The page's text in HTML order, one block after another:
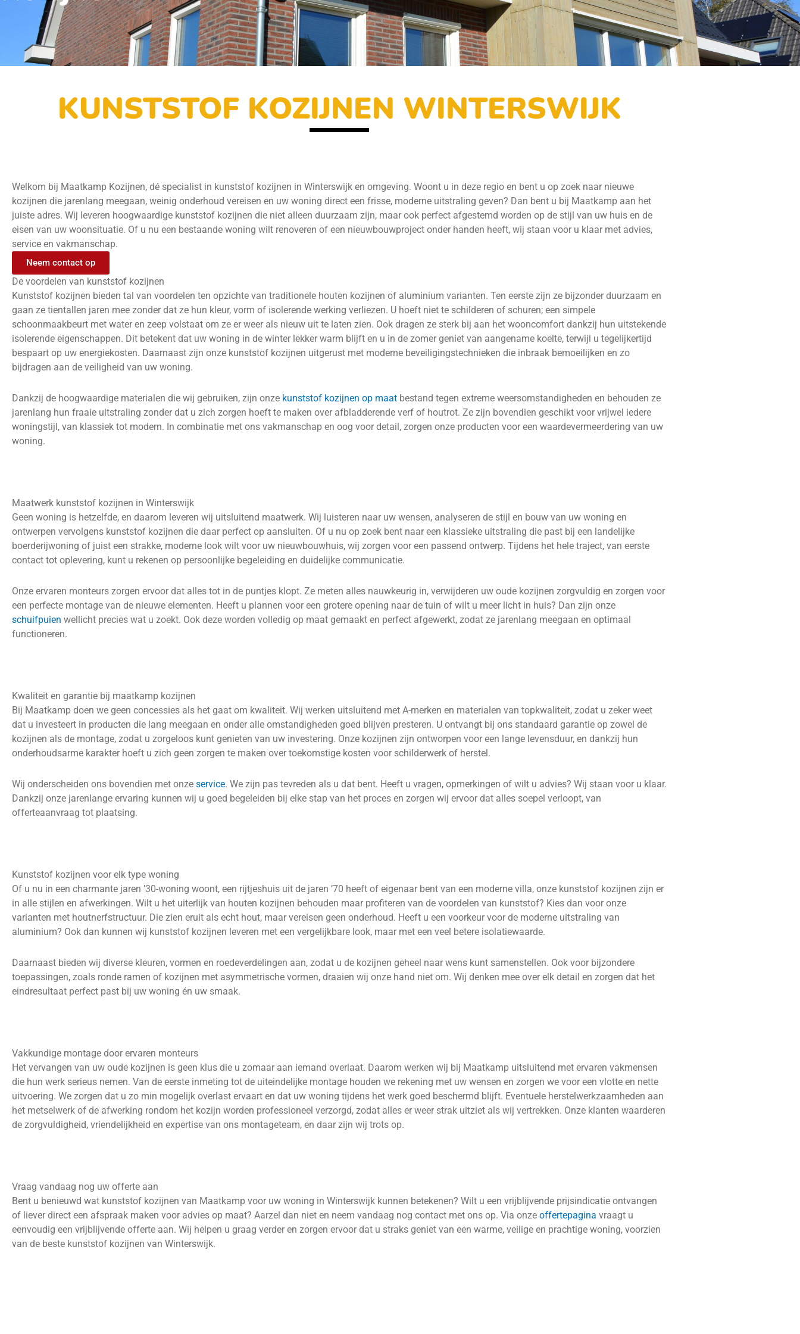
KUNSTSTOF KOZIJNEN WINTERSWIJK
Welkom bij Maatkamp Kozijnen, dé specialist in kunststof kozijnen in Winterswijk en omgeving. Woont u in deze regio en bent u op zoek naar nieuwe
kozijnen die jarenlang meegaan, weinig onderhoud vereisen en uw woning direct een frisse, moderne uitstraling geven? Dan bent u bij Maatkamp aan het
juiste adres. Wij leveren hoogwaardige kunststof kozijnen die niet alleen duurzaam zijn, maar ook perfect afgestemd worden op de stijl van uw huis en de
eisen van uw woonsituatie. Of u nu een bestaande woning wilt renoveren of een nieuwbouwproject onder handen heeft, wij staan voor u klaar met advies,
service en vakmanschap.
Neem contact op
De voordelen van kunststof kozijnen
Kunststof kozijnen bieden tal van voordelen ten opzichte van traditionele houten kozijnen of aluminium varianten. Ten eerste zijn ze bijzonder duurzaam en
gaan ze tientallen jaren mee zonder dat ze hun kleur, vorm of isolerende werking verliezen. U hoeft niet te schilderen of schuren; een simpele
schoonmaakbeurt met water en zeep volstaat om ze er weer als nieuw uit te laten zien. Ook dragen ze sterk bij aan het wooncomfort dankzij hun uitstekende
isolerende eigenschappen. Dit betekent dat uw woning in de winter lekker warm blijft en u in de zomer geniet van aangename koelte, terwijl u tegelijkertijd
bespaart op uw energiekosten. Daarnaast zijn onze kunststof kozijnen uitgerust met moderne beveiligingstechnieken die inbraak bemoeilijken en zo
bijdragen aan de veiligheid van uw woning.
Dankzij de hoogwaardige materialen die wij gebruiken, zijn onze kunststof kozijnen op maat bestand tegen extreme weersomstandigheden en behouden ze
jarenlang hun fraaie uitstraling zonder dat u zich zorgen hoeft te maken over afbladderende verf of houtrot. Ze zijn bovendien geschikt voor vrijwel iedere
woningstijl, van klassiek tot modern. In combinatie met ons vakmanschap en oog voor detail, zorgen onze producten voor een waardevermeerdering van uw
woning.
Maatwerk kunststof kozijnen in Winterswijk
Geen woning is hetzelfde, en daarom leveren wij uitsluitend maatwerk. Wij luisteren naar uw wensen, analyseren de stijl en bouw van uw woning en
ontwerpen vervolgens kunststof kozijnen die daar perfect op aansluiten. Of u nu op zoek bent naar een klassieke uitstraling die past bij een landelijke
boerderijwoning of juist een strakke, moderne look wilt voor uw nieuwbouwhuis, wij zorgen voor een passend ontwerp. Tijdens het hele traject, van eerste
contact tot oplevering, kunt u rekenen op persoonlijke begeleiding en duidelijke communicatie.
Onze ervaren monteurs zorgen ervoor dat alles tot in de puntjes klopt. Ze meten alles nauwkeurig in, verwijderen uw oude kozijnen zorgvuldig en zorgen voor
een perfecte montage van de nieuwe elementen. Heeft u plannen voor een grotere opening naar de tuin of wilt u meer licht in huis? Dan zijn onze
schuifpuien wellicht precies wat u zoekt. Ook deze worden volledig op maat gemaakt en perfect afgewerkt, zodat ze jarenlang meegaan en optimaal
functioneren.
Kwaliteit en garantie bij maatkamp kozijnen
Bij Maatkamp doen we geen concessies als het gaat om kwaliteit. Wij werken uitsluitend met A-merken en materialen van topkwaliteit, zodat u zeker weet
dat u investeert in producten die lang meegaan en onder alle omstandigheden goed blijven presteren. U ontvangt bij ons standaard garantie op zowel de
kozijnen als de montage, zodat u zorgeloos kunt genieten van uw investering. Onze kozijnen zijn ontworpen voor een lange levensduur, en dankzij hun
onderhoudsarme karakter hoeft u zich geen zorgen te maken over toekomstige kosten voor schilderwerk of herstel.
Wij onderscheiden ons bovendien met onze service. We zijn pas tevreden als u dat bent. Heeft u vragen, opmerkingen of wilt u advies? Wij staan voor u klaar.
Dankzij onze jarenlange ervaring kunnen wij u goed begeleiden bij elke stap van het proces en zorgen wij ervoor dat alles soepel verloopt, van
offerteaanvraag tot plaatsing.
Kunststof kozijnen voor elk type woning
Of u nu in een charmante jaren ’30-woning woont, een rijtjeshuis uit de jaren ’70 heeft of eigenaar bent van een moderne villa, onze kunststof kozijnen zijn er
in alle stijlen en afwerkingen. Wilt u het uiterlijk van houten kozijnen behouden maar profiteren van de voordelen van kunststof? Kies dan voor onze
varianten met houtnerfstructuur. Die zien eruit als echt hout, maar vereisen geen onderhoud. Heeft u een voorkeur voor de moderne uitstraling van
aluminium? Ook dan kunnen wij kunststof kozijnen leveren met een vergelijkbare look, maar met een veel betere isolatiewaarde.
Daarnaast bieden wij diverse kleuren, vormen en roedeverdelingen aan, zodat u de kozijnen geheel naar wens kunt samenstellen. Ook voor bijzondere
toepassingen, zoals ronde ramen of kozijnen met asymmetrische vormen, draaien wij onze hand niet om. Wij denken mee over elk detail en zorgen dat het
eindresultaat perfect past bij uw woning én uw smaak.
Vakkundige montage door ervaren monteurs
Het vervangen van uw oude kozijnen is geen klus die u zomaar aan iemand overlaat. Daarom werken wij bij Maatkamp uitsluitend met ervaren vakmensen
die hun werk serieus nemen. Van de eerste inmeting tot de uiteindelijke montage houden we rekening met uw wensen en zorgen we voor een vlotte en nette
uitvoering. We zorgen dat u zo min mogelijk overlast ervaart en dat uw woning tijdens het werk goed beschermd blijft. Eventuele herstelwerkzaamheden aan
het metselwerk of de afwerking rondom het kozijn worden professioneel verzorgd, zodat alles er weer strak uitziet als wij vertrekken. Onze klanten waarderen
de zorgvuldigheid, vriendelijkheid en expertise van ons montageteam, en daar zijn wij trots op.
Vraag vandaag nog uw offerte aan
Bent u benieuwd wat kunststof kozijnen van Maatkamp voor uw woning in Winterswijk kunnen betekenen? Wilt u een vrijblijvende prijsindicatie ontvangen
of liever direct een afspraak maken voor advies op maat? Aarzel dan niet en neem vandaag nog contact met ons op. Via onze offertepagina vraagt u
eenvoudig een vrijblijvende offerte aan. Wij helpen u graag verder en zorgen ervoor dat u straks geniet van een warme, veilige en prachtige woning, voorzien
van de beste kunststof kozijnen van Winterswijk.